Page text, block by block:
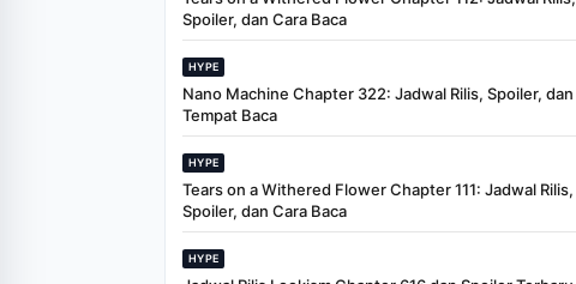
Spoiler, dan Cara Baca
HYPE
Nano Machine Chapter 322: Jadwal Rilis, Spoiler, dan
Tempat Baca
HYPE
Tears on a Withered Flower Chapter 111: Jadwal Rilis,
Spoiler, dan Cara Baca
HYPE